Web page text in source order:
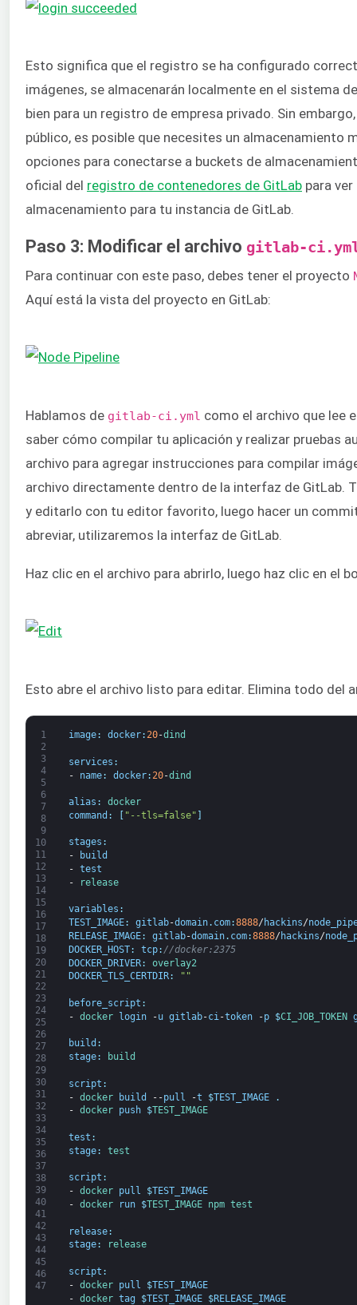
Esto significa que el registro se ha configurado
imágenes, se almacenarán localmente en el sistema
bien para un registro de empresa privado. Sin
público, es posible que necesites un almacenamiento
opciones para conectarse a buckets de
oficial del registro de contenedores de GitLab para
almacenamiento para tu instancia de GitLab.
Paso 3: Modificar el archivo gitlab-
Para continuar con este paso, debes tener el proyecto
Aquí está la vista del proyecto en GitLab:
Hablamos de gitlab-ci.yml como el archivo que lee
saber cómo compilar tu aplicación y realizar pruebas
archivo para agregar instrucciones para compilar
archivo directamente dentro de la interfaz de GitLab.
y editarlo con tu editor favorito, luego hacer un
abreviar, utilizaremos la interfaz de GitLab.
Haz clic en el archivo para abrirlo, luego haz clic en el
Esto abre el archivo listo para editar. Elimina todo del
1
2
3
4
5
6
7
8
9
10
11
12
13
14
15
16
17
18
19
20
21
22
23
24
25
26
27
28
29
30
31
32
33
34
35
36
37
38
39
40
41
42
43
44
45
46
47
image: docker:20-dind
services :
-
name: docker: 20-dind
alias :
docker
command : [ "--tls=false" ]
stages :
-
build
- test
-
release
variables :
TEST_IMAGE: gitlab-domain. com:8888/ hackins/
RELEASE_IMAGE: gitlab-domain. com:8888/ hackins/
DOCKER_HOST: tcp: //docker:2375
DOCKER_DRIVER:
overlay2
DOCKER_TLS_CERTDIR: ""
before_script :
- docker login -u gitlab-ci-token -p $CI_JOB_TOKEN
build :
stage: build
script :
- docker build --pull -t $TEST_IMAGE
.
- docker push $TEST_IMAGE
test :
stage: test
script :
- docker pull $TEST_IMAGE
- docker run $TEST_IMAGE npm test
release:
stage: release
script :
- docker pull $TEST_IMAGE
- docker tag $TEST_IMAGE $RELEASE_IMAGE